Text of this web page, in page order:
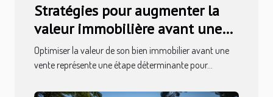
Stratégies pour augmenter la
valeur immobilière avant une
vente
Optimiser la valeur de son bien immobilier avant une
vente représente une étape déterminante pour...